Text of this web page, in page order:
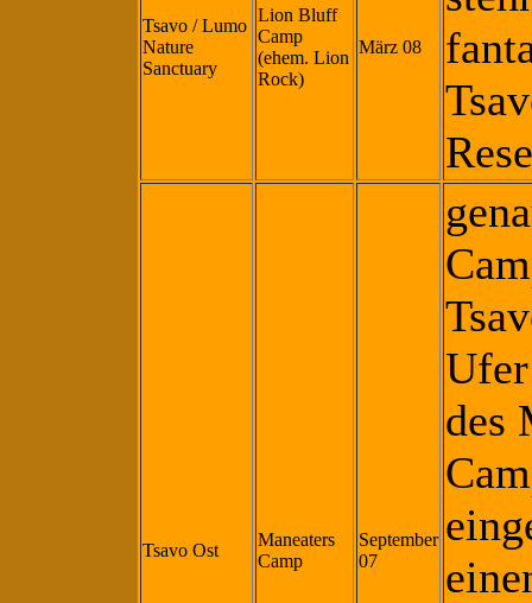
Tsavo / Lumo
Nature
Sanctuary
Lion Bluff
Camp
(ehem. Lion
Rock)
März 08
Tsavo Ost
Maneaters
Camp
September
07
des